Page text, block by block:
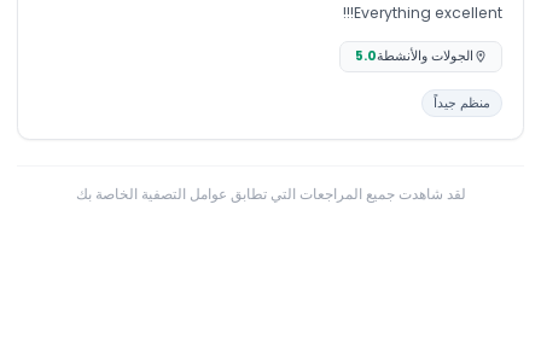
Everything excellent!!!
الجولات والأنشطة5.0
منظم جيداً
لقد شاهدت جميع المراجعات التي تطابق عوامل التصفية الخاصة بك